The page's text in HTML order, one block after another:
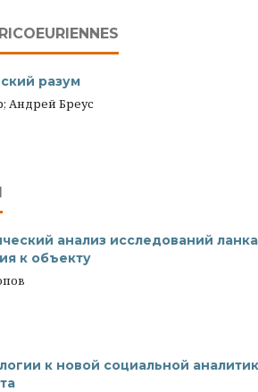
разум
Андрей Бреус
анализ исследований
к объекту
к новой социальной